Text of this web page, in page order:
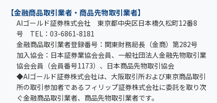
【金融商品取引業者・商品先物取引業者】
AIゴールド証券株式会社 東京都中央区日本橋久松町12番8
号 TEL：03-6861-8181
金融商品取引業者登録番号：関東財務局長（金商）第282号
加入協会：日本証券業協会会員、一般社団法人金融先物取引業
協会会員（会員番号1173）、日本商品先物取引協会
◆AIゴールド証券株式会社は、大阪取引所および東京商品取引
所の取引参加者であるフィリップ証券株式会社に委託を取り次
ぐ金融商品取引業者、商品先物取引業者です。